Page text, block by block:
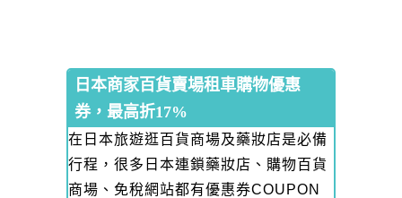
日本商家百貨賣場租車購物優惠
券，最高折17%
在日本旅遊逛百貨商場及藥妝店是必備
行程，很多日本連鎖藥妝店、購物百貨
商場、免稅網站都有優惠券COUPON